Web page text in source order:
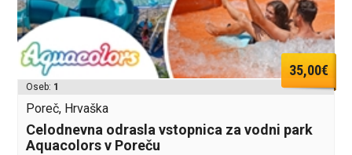
35,00€
Oseb: 1
Poreč, Hrvaška
Celodnevna odrasla vstopnica za vodni park
Aquacolors v Poreču